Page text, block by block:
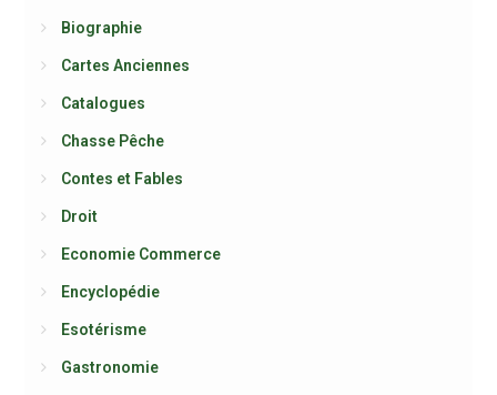
Biographie
Cartes Anciennes
Catalogues
Chasse Pêche
Contes et Fables
Droit
Economie Commerce
Encyclopédie
Esotérisme
Gastronomie